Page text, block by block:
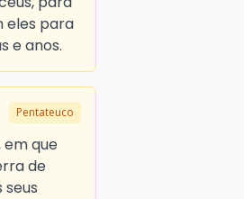
eles para
e anos.
Pentateuco
em que
de
seus